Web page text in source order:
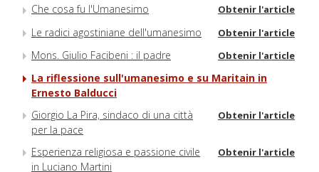
Che cosa fu l'Umanesimo Obtenir l'article
Le radici agostiniane dell'umanesimo Obtenir l'article
Mons. Giulio Facibeni : il padre Obtenir l'article
La riflessione sull'umanesimo e su Maritain in
Ernesto Balducci
Giorgio La Pira, sindaco di una città
per la pace
Obtenir l'article
Esperienza religiosa e passione civile
in Luciano Martini
Obtenir l'article